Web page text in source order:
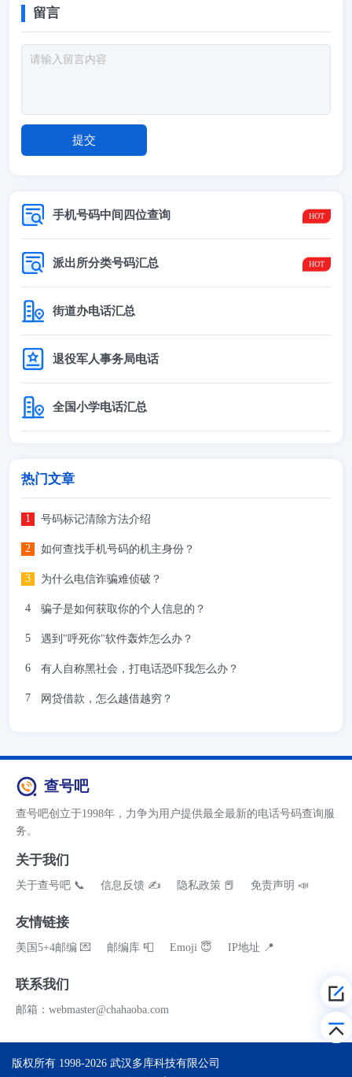
留言
手机号码中间四位查询
派出所分类号码汇总
街道办电话汇总
退役军人事务局电话
全国小学电话汇总
热门文章
号码标记清除方法介绍
如何查找手机号码的机主身份？
为什么电信诈骗难侦破？
骗子是如何获取你的个人信息的？
遇到"呼死你"软件轰炸怎么办？
有人自称黑社会，打电话恐吓我怎么办？
网贷借款，怎么越借越穷？
查号吧
查号吧创立于1998年，力争为用户提供最全最新的电话号码查询服
务。
关于我们
关于查号吧 📞 信息反馈 ✍ 隐私政策 📕 免责声明 📣
友情链接
美国5+4邮编 💌 邮编库 📮 Emoji 😇 IP地址 📍
联系我们
邮箱：webmaster@chahaoba.com
版权所有 1998-2026 武汉多库科技有限公司